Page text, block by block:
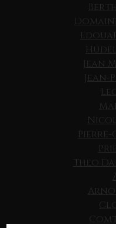
Jean
Jean-
Theo